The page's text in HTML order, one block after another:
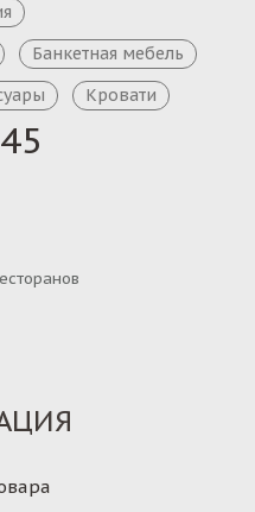
Банкетная мебель
Кровати